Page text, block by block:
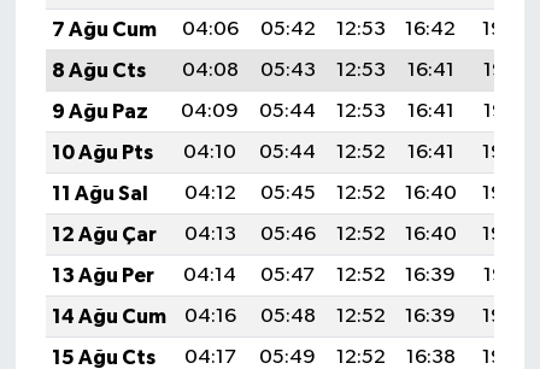
7 Ağu Cum
04:06 05:42 12:53 16:42
19:54
8 Ağu Cts
04:08 05:43 12:53 16:41
19:53
9 Ağu Paz
04:09 05:44 12:53 16:41
19:52
10 Ağu Pts
04:10 05:44 12:52 16:41
19:50
11 Ağu Sal
04:12 05:45 12:52 16:40
19:49
12 Ağu Çar
04:13 05:46 12:52 16:40
19:48
13 Ağu Per
04:14 05:47 12:52 16:39
19:47
14 Ağu Cum
04:16 05:48 12:52 16:39
19:46
15 Ağu Cts
04:17 05:49 12:52 16:38
19:44